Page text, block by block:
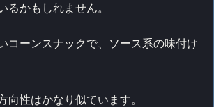
るかもしれません。
コーンスナックで、ソース系の味付け
向性はかなり似ています。